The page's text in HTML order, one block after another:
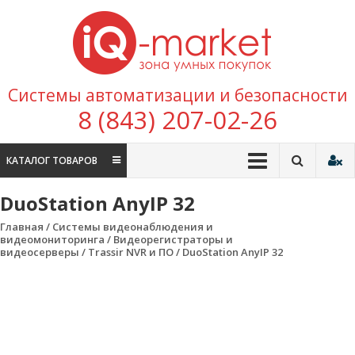
Перейти к содержимому
покупок
Системы автоматизации и безопасности
8 (843) 207-02-26
КАТАЛОГ ТОВАРОВ
DuoStation AnyIP 32
Главная / Системы видеонаблюдения и
видеомониторинга / Видеорегистраторы и
видеосерверы / Trassir NVR и ПО/ DuoStation AnyIP 32